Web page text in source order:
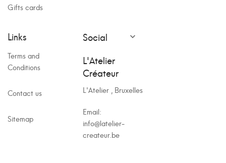
Gifts cards
Links
Terms and
Conditions
Contact us
Sitemap
Social 
L'Atelier
Créateur
L'Atelier , Bruxelles
Email:
info@latelier-
createur.be